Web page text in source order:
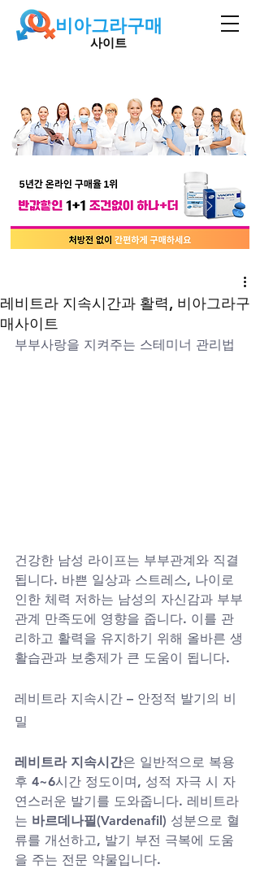
비아그라구매
사이트
레비트라 지속시간과 활력, 비아그라구
매사이트
부부사랑을 지켜주는 스테미너 관리법
건강한 남성 라이프는 부부관계와 직결
됩니다. 바쁜 일상과 스트레스, 나이로
인한 체력 저하는 남성의 자신감과 부부
관계 만족도에 영향을 줍니다. 이를 관
리하고 활력을 유지하기 위해 올바른 생
활습관과 보충제가 큰 도움이 됩니다.
레비트라 지속시간 – 안정적 발기의 비
밀
레비트라 지속시간은 일반적으로 복용
후 4~6시간 정도이며, 성적 자극 시 자
연스러운 발기를 도와줍니다. 레비트라
는 바르데나필(Vardenafil) 성분으로 혈
류를 개선하고, 발기 부전 극복에 도움
을 주는 전문 약물입니다.